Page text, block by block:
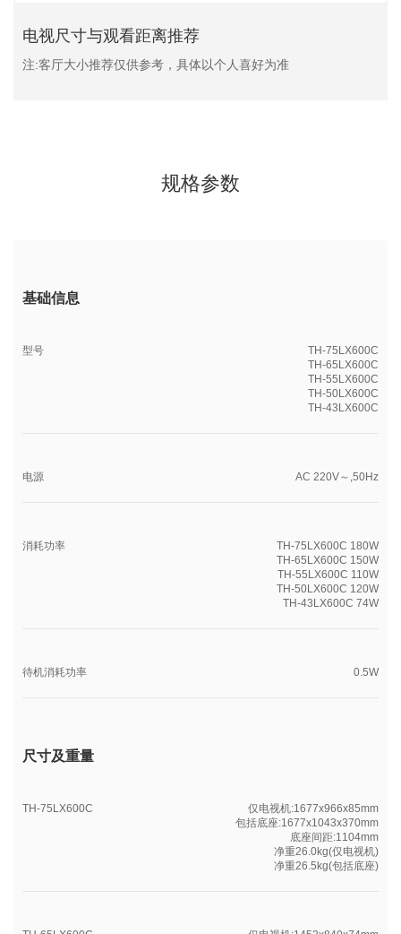
电视尺寸与观看距离推荐
注:客厅大小推荐仅供参考，具体以个人喜好为准
规格参数
基础信息
型号
TH-75LX600C
TH-65LX600C
TH-55LX600C
TH-50LX600C
TH-43LX600C
电源 AC 220V～,50Hz
消耗功率
TH-75LX600C 180W
TH-65LX600C 150W
TH-55LX600C 110W
TH-50LX600C 120W
TH-43LX600C 74W
待机消耗功率 0.5W
尺寸及重量
TH-75LX600C
仅电视机:1677x966x85mm
包括底座:1677x1043x370mm
底座间距:1104mm
净重26.0kg(仅电视机)
净重26.5kg(包括底座)